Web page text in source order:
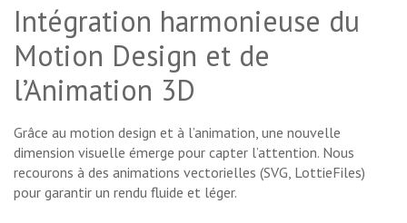
Intégration harmonieuse du
Motion Design et de
l’Animation 3D
Grâce au motion design et à l’animation, une nouvelle
dimension visuelle émerge pour capter l’attention. Nous
recourons à des animations vectorielles (SVG, LottieFiles)
pour garantir un rendu fluide et léger.